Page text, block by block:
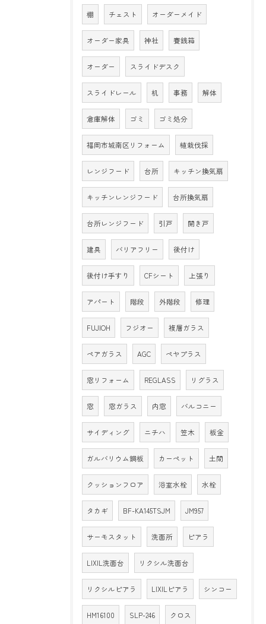
棚 チェスト オーダーメイド
オーダー家具 神社 賽銭箱
オーダー スライドデスク
スライドレール 机 事務 解体
倉庫解体 ゴミ ゴミ処分
福岡市城南区リフォーム 植栽伐採
レンジフード 台所 キッチン換気扇
キッチンレンジフード 台所換気扇
台所レンジフード 引戸 開き戸
建具 バリアフリー 後付け
後付け手すり CFシート 上張り
アパート 階段 外階段 修理
FUJIOH フジオー 複層ガラス
ペアガラス AGC ペヤプラス
窓リフォーム REGLASS リグラス
窓 窓ガラス 内窓 バルコニー
サイディング ニチハ 笠木 板金
ガルバリウム鋼板 カーペット 土間
クッションフロア 浴室水栓 水栓
タカギ BF-KA145TSJM JM957
サーモスタット 洗面所 ピアラ
LIXIL洗面台 リクシル洗面台
リクシルピアラ LIXILピアラ シンコー
HM16100 SLP-246 クロス